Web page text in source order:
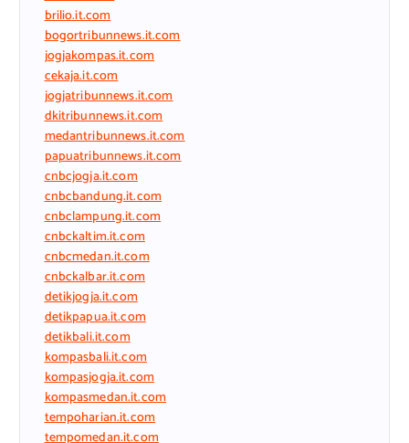
brilio.it.com
bogortribunnews.it.com
jogjakompas.it.com
cekaja.it.com
jogjatribunnews.it.com
dkitribunnews.it.com
medantribunnews.it.com
papuatribunnews.it.com
cnbcjogja.it.com
cnbcbandung.it.com
cnbclampung.it.com
cnbckaltim.it.com
cnbcmedan.it.com
cnbckalbar.it.com
detikjogja.it.com
detikpapua.it.com
detikbali.it.com
kompasbali.it.com
kompasjogja.it.com
kompasmedan.it.com
tempoharian.it.com
tempomedan.it.com